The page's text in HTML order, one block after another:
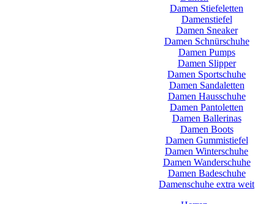
Damen Stiefeletten
Damenstiefel
Damen Sneaker
Damen Schnürschuhe
Damen Pumps
Damen Slipper
Damen Sportschuhe
Damen Sandaletten
Damen Hausschuhe
Damen Pantoletten
Damen Ballerinas
Damen Boots
Damen Gummistiefel
Damen Winterschuhe
Damen Wanderschuhe
Damen Badeschuhe
Damenschuhe extra weit